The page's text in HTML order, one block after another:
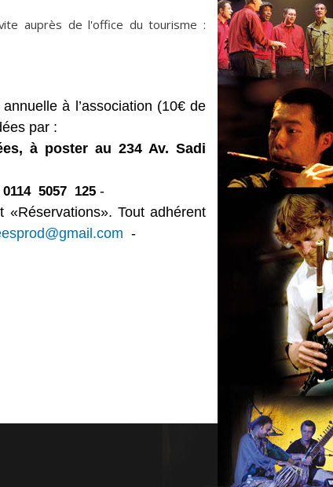
auprès de l'office du tourisme :
à l’association (10€ de
par :
à poster au 234 Av. Sadi
0114 5057 125 -
«Réservations». Tout adhérent
-